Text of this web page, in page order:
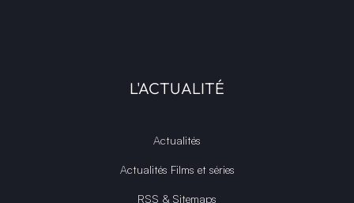
L'ACTUALITÉ
Actualités
Actualités Films et séries
RSS & Sitemaps